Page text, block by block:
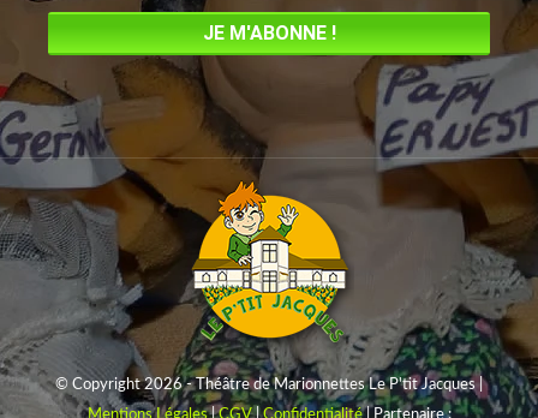
© Copyright 2026 - Théâtre de Marionnettes Le P'tit Jacques |